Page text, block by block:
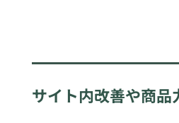
サイト内改善や商品